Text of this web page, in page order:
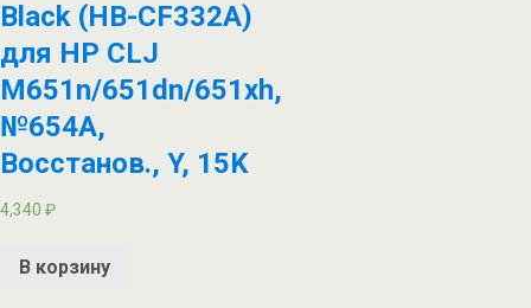
Black (HB-CF332A)
для HP CLJ
M651n/651dn/651xh,
№654A,
Восстанов., Y, 15K
4,340 ₽
В корзину